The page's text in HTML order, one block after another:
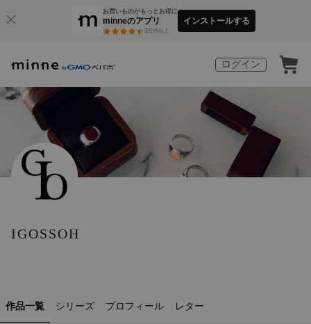
お買いものがもっとお得に
minneのアプリ
3万件以上
インストールする
ログイン
IGOSSOH
作品一覧 シリーズ プロフィール レター